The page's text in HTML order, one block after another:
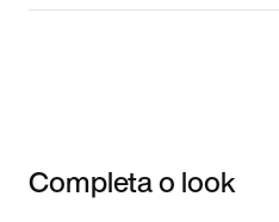
Completa o look